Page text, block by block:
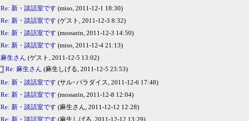
Re: 新・談話室です (miso, 2011-12-1 18:30)
Re: 新・談話室です (ゲスト, 2011-12-3 8:32)
Re: 新・談話室です (mossarin, 2011-12-3 14:50)
Re: 新・談話室です (miso, 2011-12-4 21:13)
麻生さん (ゲスト, 2011-12-5 13:02)
Re: 麻生さん (麻生しげる, 2011-12-5 23:53)
Re: 新・談話室です (サル･パラダイス, 2011-12-6 17:48)
Re: 新・談話室です (mossarin, 2011-12-8 12:04)
Re: 新・談話室です (麻生さん, 2011-12-12 12:28)
Re: 新・談話室です (麻生しげる, 2011-12-12 13:29)